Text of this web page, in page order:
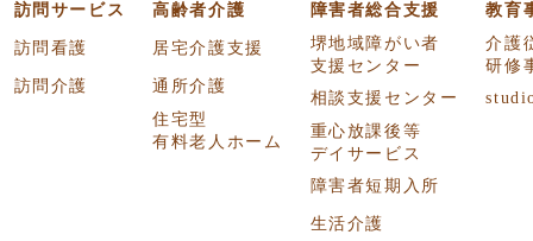
訪問サービス
訪問看護
訪問介護
高齢者介護
居宅介護支援
通所介護
住宅型
有料老人ホーム
障害者総合支援
堺地域障がい者
支援センター
相談支援センター
重心放課後等
デイサービス
障害者短期入所
生活介護
教育
介護
研修